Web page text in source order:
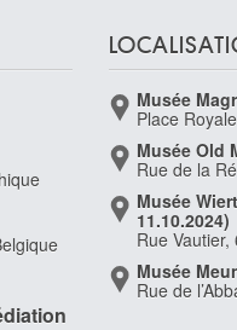
Musée
Place
Musée Old
Rue de la
Musée
11.10.2024)
Rue
Musée
Rue de